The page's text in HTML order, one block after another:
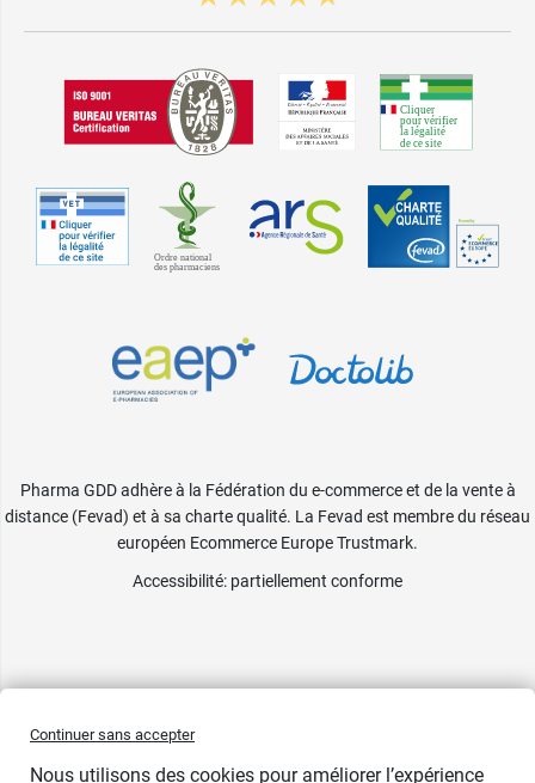
Pharma GDD adhère à la Fédération du e-commerce et de la vente à
distance (Fevad) et à sa charte qualité. La Fevad est membre du réseau
européen Ecommerce Europe Trustmark.
Accessibilité: partiellement conforme
Continuer sans accepter
Nous utilisons des cookies pour améliorer l’expérience